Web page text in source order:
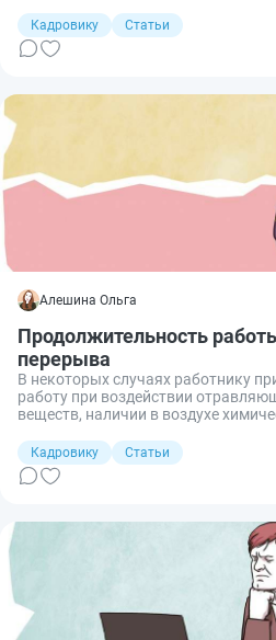
Кадровику
Статьи
Алешина Ольга
Продолжительность
перерыва
В некоторых случаях работнику
работу при воздействии
веществ, наличии в воздухе
защиты, работа в которых
нормы и правила. Разберемся,
работать в противогазе, по закону,
Кадровику
Статьи